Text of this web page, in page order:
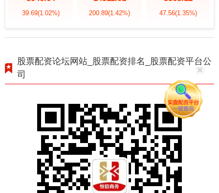
39.69(1.02%) 200.89(1.42%) 47.56(1.35%)
股票配资论坛网站_股票配资排名_股票配资平台公
司